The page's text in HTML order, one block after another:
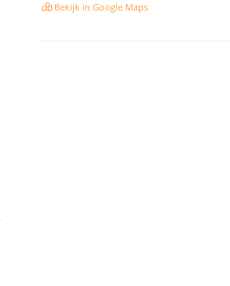
Bekijk in Google Maps